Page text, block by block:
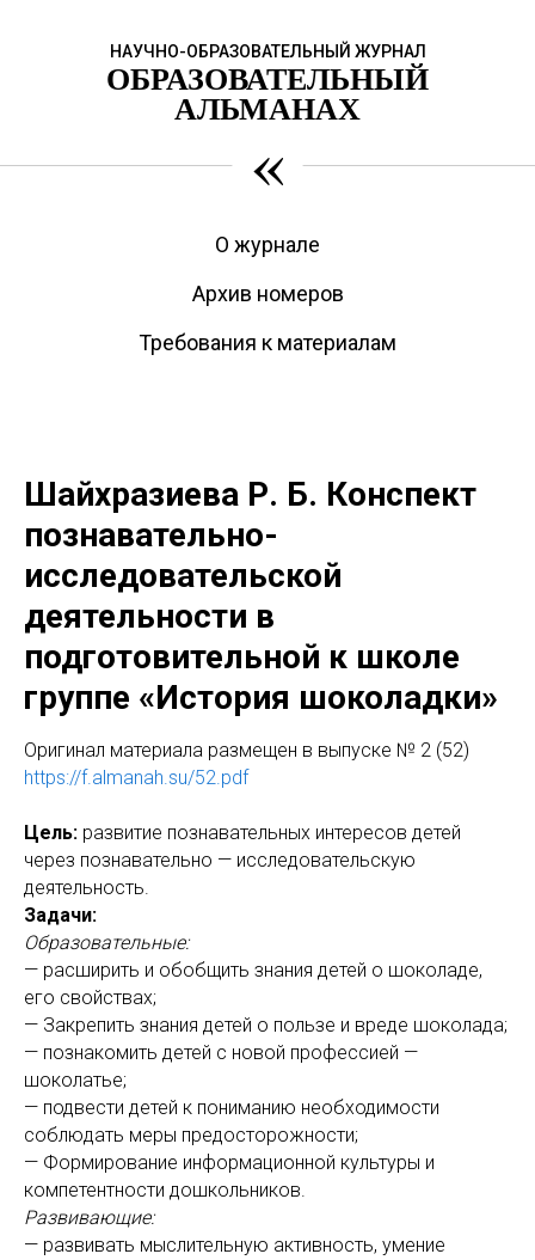
НАУЧНО-ОБРАЗОВАТЕЛЬНЫЙ ЖУРНАЛ
ОБРАЗОВАТЕЛЬНЫЙ
АЛЬМАНАХ
«
О журнале
Архив номеров
Требования к материалам
Шайхразиева Р. Б. Конспект
познавательно-
исследовательской
деятельности в
подготовительной к школе
группе «История шоколадки»
Оригинaл материала размещен в выпуске № 2 (52)
https://f.almanah.su/52.pdf
Цель: развитие познавательных интересов детей
через познавательно — исследовательскую
деятельность.
Задачи:
Образовательные:
— расширить и обобщить знания детей о шоколаде,
его свойствах;
— Закрепить знания детей о пользе и вреде шоколада;
— познакомить детей с новой профессией —
шоколатье;
— подвести детей к пониманию необходимости
соблюдать меры предосторожности;
— Формирование информационной культуры и
компетентности дошкольников.
Развивающие:
— развивать мыслительную активность, умение